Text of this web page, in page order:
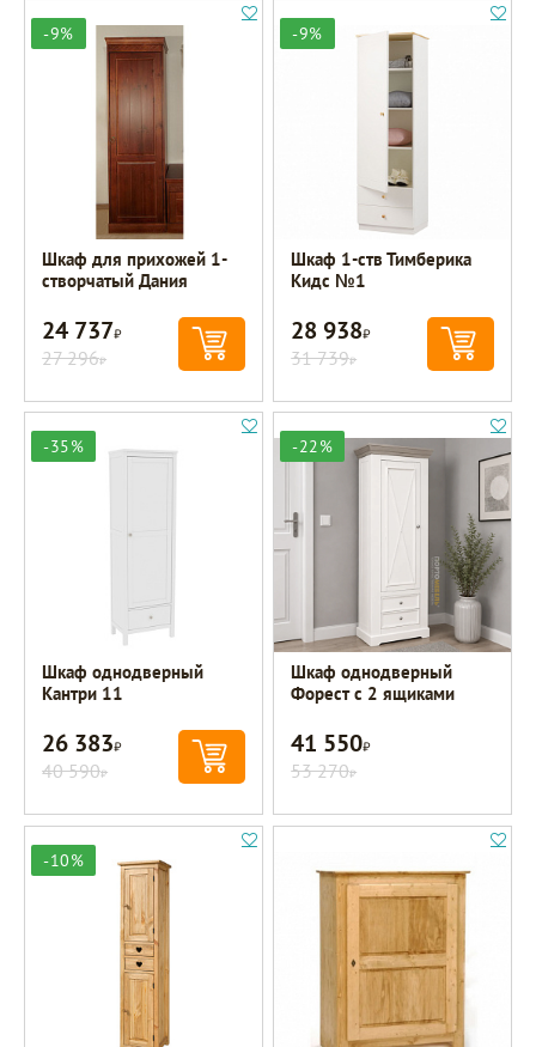
-9%
Шкаф для прихожей 1-
створчатый Дания
24 737Р
27 296Р
-9%
Шкаф 1-ств Тимберика
Кидс №1
28 938Р
31 739Р
-35%
Шкаф однодверный
Кантри 11
26 383Р
40 590Р
-22%
Шкаф однодверный
Форест с 2 ящиками
41 550Р
53 270Р
-10%